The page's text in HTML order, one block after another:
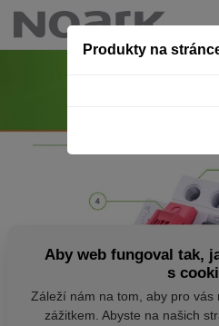
Produkty na
Aby web fungoval tak,
s
Záleží nám na tom, aby pro
zážitkem. Abyste na našich